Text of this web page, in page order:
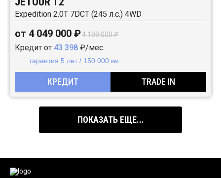
Expedition 2.0T 7DCT (245 л.с.) 4WD
от 4 049 000 ₽4 199 000 ₽
Кредит от 43 398 ₽/мес.
гарантия 5 лет / 150 000 км
КРЕДИТ TRADE IN
ПОКАЗАТЬ ЕЩЕ...